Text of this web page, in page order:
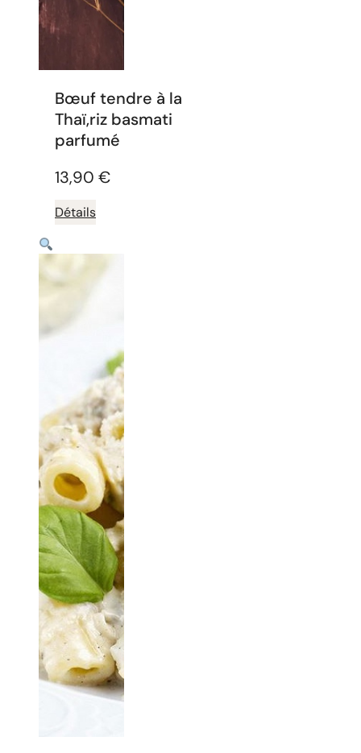
Bœuf tendre à la
Thaï,riz basmati
parfumé
13,90 €
Détails